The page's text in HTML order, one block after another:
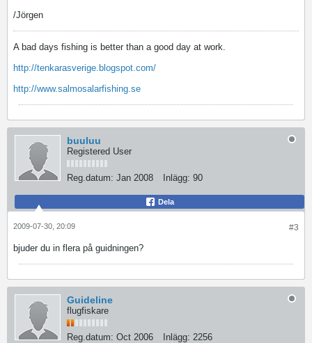
/Jörgen
A bad days fishing is better than a good day at work.
http://tenkarasverige.blogspot.com/
http://www.salmosalarfishing.se
buuluu
Registered User
Reg.datum: Jan 2008 Inlägg: 90
Dela
#3
2009-07-30, 20:09
bjuder du in flera på guidningen?
Guideline
flugfiskare
Reg.datum: Oct 2006 Inlägg: 2256